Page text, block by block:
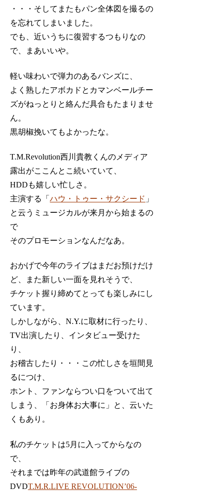
・・・そしてまたもパン全体図を撮るの
を忘れてしまいました。
でも、近いうちに復習するつもりなの
で、まあいいや。
軽い味わいで弾力のあるバンズに、
よく熟したアボカドとカマンベールチー
ズがねっとりと絡んだ具合もたまりませ
ん。
黒胡椒挽いてもよかったな。
T.M.Revolution西川貴教くんのメディア
露出がここんとこ続いていて、
HDDも嬉しい忙しさ。
主演する「ハウ・トゥー・サクシード 」
と云うミュージカルが来月から始まるの
で
そのプロモーションなんだなあ。
おかげで今年のライブはまだお預けだけ
ど、また新しい一面を見れそうで、
チケット握り締めてとっても楽しみにし
ています。
しかしながら、N.Y.に取材に行ったり、
TV出演したり、インタビュー受けた
り、
お稽古したり・・・この忙しさを垣間見
るにつけ、
ホント、ファンならつい口をついて出て
しまう、「お身体お大事に」と、云いた
くもあり。
私のチケットは5月に入ってからなの
で、
それまでは昨年の武道館ライブの
DVDT.M.R.LIVE REVOLUTION’06-